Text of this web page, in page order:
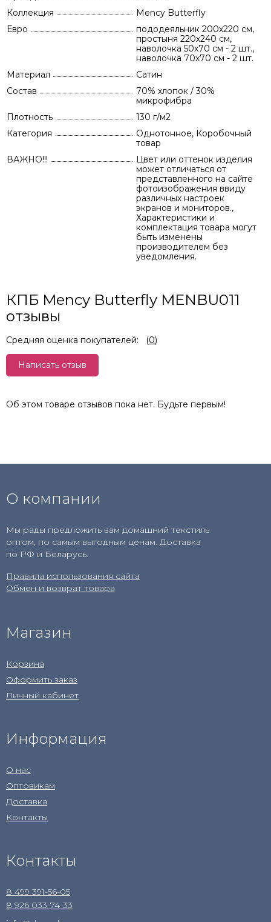
Коллекция
Mency Butterfly
Евро
пододеяльник 200х220 см,
простыня 220х240 см,
наволочка 50х70 см - 2 шт.,
наволочка 70х70 см - 2 шт.
Материал
Сатин
Состав
70% хлопок / 30%
микрофибра
Плотность
130 г/м2
Категория
Однотонное, Коробочный
товар
ВАЖНО!!!
Цвет или оттенок изделия
может отличаться от
представленного на сайте
фотоизображения ввиду
различных настроек
экранов и мониторов.,
Характеристики и
комплектация товара могут
быть изменены
производителем без
уведомления.
КПБ Mency Butterfly MENBU011
отзывы
Средняя оценка покупателей: (0)
Написать отзыв
Об этом товаре отзывов пока нет. Будьте первым!
О компании
Мы рады предложить вам домашний текстиль
оптом, по самым выгодным ценам. Доставка
по РФ и Беларусь.
Правила использования сайта
Обмен и возврат товара
Магазин
Корзина
Оформить заказ
Личный кабинет
Информация
О нас
Оптовикам
Доставка
Контакты
Контакты
8 499 391-56-05
8 926 033-74-33